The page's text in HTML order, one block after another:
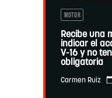
MOTOR
Recibe una
indicar el
V-16 y no
obligatoria
Carmen Ruiz